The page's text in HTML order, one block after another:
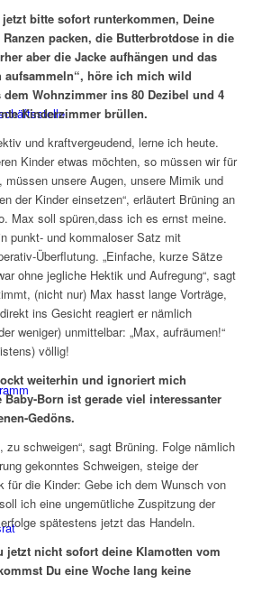
jetzt bitte sofort runterkommen, Deine
packen, die Butterbrotdose in die
aber die Jacke aufhängen und das
aufsammeln“, höre ich mich wild
Wohnzimmer ins 80 Dezibel und 4
Kinderzimmer brüllen.
und kraftvergeudend, lerne ich heute.
Kinder etwas möchten, so müssen wir für
müssen unsere Augen, unsere Mimik und
der Kinder einsetzen“, erläutert Brüning an
Max soll spüren,dass ich es ernst meine.
punkt- und kommaloser Satz mit
Überflutung. „Einfache, kurze Sätze
ohne jegliche Hektik und Aufregung“, sagt
(nicht nur) Max hasst lange Vorträge,
ins Gesicht reagiert er nämlich
weniger) unmittelbar: „Max, aufräumen!“
völlig!
weiterhin und ignoriert mich
Born ist gerade viel interessanter
Gedöns.
zu schweigen“, sagt Brüning. Folge nämlich
gekonntes Schweigen, steige der
für die Kinder: Gebe ich dem Wunsch von
ich eine ungemütliche Zuspitzung der
spätestens jetzt das Handeln.
jetzt nicht sofort deine Klamotten vom
Du eine Woche lang keine